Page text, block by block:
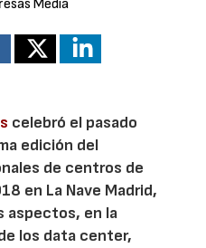
Media
celebró el pasado
edición del
de centros de
en La Nave Madrid,
aspectos, en la
los data center,